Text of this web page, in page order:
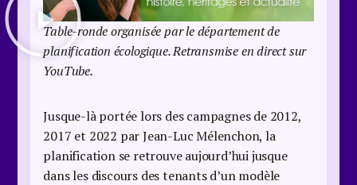
Table-ronde organisée par le département de
planification écologique. Retransmise en direct sur
YouTube.
Jusque-là portée lors des campagnes de 2012,
2017 et 2022 par Jean-Luc Mélenchon, la
planification se retrouve aujourd’hui jusque
dans les discours des tenants d’un modèle